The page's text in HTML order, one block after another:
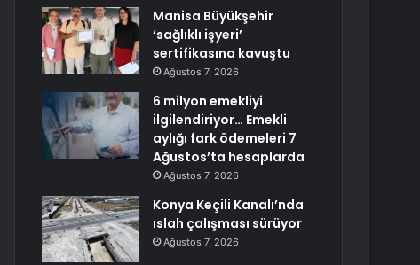
Manisa Büyükşehir
‘sağlıklı işyeri’
sertifikasına kavuştu
Ağustos 7, 2026
6 milyon emekliyi
ilgilendiriyor… Emekli
aylığı fark ödemeleri 7
Ağustos’ta hesaplarda
Ağustos 7, 2026
Konya Keçili Kanalı’nda
ıslah çalışması sürüyor
Ağustos 7, 2026